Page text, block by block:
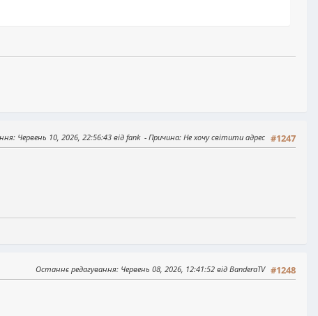
#1247
: Червень 10, 2026, 22:56:43 від fank Причина: Не хочу світити адрес
#1248
Останнє редагування: Червень 08, 2026, 12:41:52 від BanderaTV